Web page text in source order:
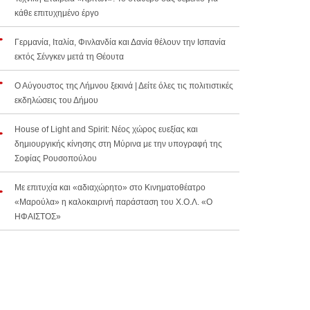
κάθε επιτυχημένο έργο
Γερμανία, Ιταλία, Φινλανδία και Δανία θέλουν την Ισπανία
εκτός Σένγκεν μετά τη Θέουτα
Ο Αύγουστος της Λήμνου ξεκινά | Δείτε όλες τις πολιτιστικές
εκδηλώσεις του Δήμου
House of Light and Spirit: Νέος χώρος ευεξίας και
δημιουργικής κίνησης στη Μύρινα με την υπογραφή της
Σοφίας Ρουσοπούλου
Με επιτυχία και «αδιαχώρητο» στο Κινηματοθέατρο
«Μαρούλα» η καλοκαιρινή παράσταση του Χ.Ο.Λ. «Ο
ΗΦΑΙΣΤΟΣ»